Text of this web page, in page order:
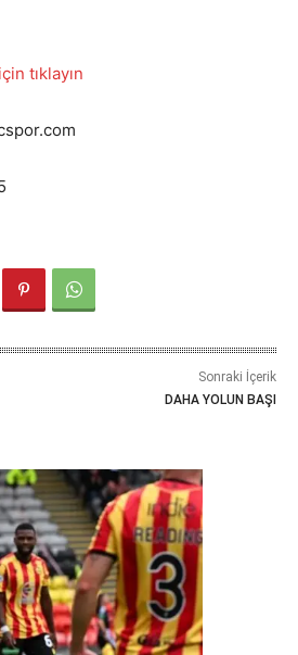
tıklayın
Sonraki İçerik
DAHA YOLUN BAŞI